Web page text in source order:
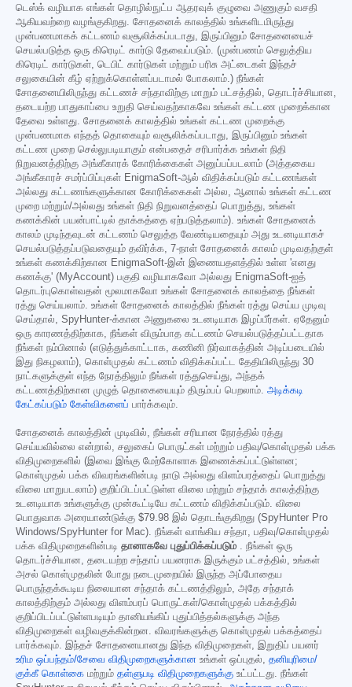
டெஸ்க் வழியாக எங்கள் தொழில்நுட்ப ஆதரவுக் குழுவை அணுகும் வசதி
ஆகியவற்றை வழங்குகிறது. சோதனைக் காலத்தில் உங்களிடமிருந்து
முன்பணமாகக் கட்டணம் வசூலிக்கப்படாது, இருப்பினும் சோதனையைச்
செயல்படுத்த ஒரு கிரெடிட் கார்டு தேவைப்படும். (முன்பணம் செலுத்திய
கிரெடிட் கார்டுகள், டெபிட் கார்டுகள் மற்றும் பரிசு அட்டைகள் இந்தச்
சலுகையின் கீழ் ஏற்றுக்கொள்ளப்படாமல் போகலாம்.) நீங்கள்
சோதனையிலிருந்து கட்டணச் சந்தாவிற்கு மாறும் பட்சத்தில், தொடர்ச்சியான,
தடையற்ற பாதுகாப்பை உறுதி செய்வதற்காகவே உங்கள் கட்டண முறைக்கான
தேவை உள்ளது. சோதனைக் காலத்தில் உங்கள் கட்டண முறைக்கு
முன்பணமாக எந்தத் தொகையும் வசூலிக்கப்படாது, இருப்பினும் உங்கள்
கட்டண முறை செல்லுபடியாகும் என்பதைச் சரிபார்க்க உங்கள் நிதி
நிறுவனத்திற்கு அங்கீகாரக் கோரிக்கைகள் அனுப்பப்படலாம் (அத்தகைய
அங்கீகாரச் சமர்ப்பிப்புகள் EnigmaSoft-ஆல் விதிக்கப்படும் கட்டணங்கள்
அல்லது கட்டணங்களுக்கான கோரிக்கைகள் அல்ல, ஆனால் உங்கள் கட்டண
முறை மற்றும்/அல்லது உங்கள் நிதி நிறுவனத்தைப் பொறுத்து, உங்கள்
கணக்கின் பயன்பாட்டில் தாக்கத்தை ஏற்படுத்தலாம்). உங்கள் சோதனைக்
காலம் முடிந்தவுடன் கட்டணம் செலுத்த வேண்டியதையும் அது உடனடியாகச்
செயல்படுத்தப்படுவதையும் தவிர்க்க, 7-நாள் சோதனைக் காலம் முடிவதற்குள்
உங்கள் கணக்கிற்கான EnigmaSoft-இன் இணையதளத்தில் உள்ள 'எனது
கணக்கு' (MyAccount) பகுதி வழியாகவோ அல்லது EnigmaSoft-ஐத்
தொடர்புகொள்வதன் மூலமாகவோ உங்கள் சோதனைக் காலத்தை நீங்கள்
ரத்து செய்யலாம். உங்கள் சோதனைக் காலத்தில் நீங்கள் ரத்து செய்ய முடிவு
செய்தால், SpyHunter-க்கான அணுகலை உடனடியாக இழப்பீர்கள். ஏதேனும்
ஒரு காரணத்திற்காக, நீங்கள் விரும்பாத கட்டணம் செயல்படுத்தப்பட்டதாக
நீங்கள் நம்பினால் (எடுத்துக்காட்டாக, கணினி நிர்வாகத்தின் அடிப்படையில்
இது நிகழலாம்), கொள்முதல் கட்டணம் விதிக்கப்பட்ட தேதியிலிருந்து 30
நாட்களுக்குள் எந்த நேரத்திலும் நீங்கள் ரத்துசெய்து, அந்தக்
கட்டணத்திற்கான முழுத் தொகையையும் திரும்பப் பெறலாம். அடிக்கடி
கேட்கப்படும் கேள்விகளைப் பார்க்கவும்.
சோதனைக் காலத்தின் முடிவில், நீங்கள் சரியான நேரத்தில் ரத்து
செய்யவில்லை என்றால், சலுகைப் பொருட்கள் மற்றும் பதிவு/கொள்முதல் பக்க
விதிமுறைகளில் (இவை இங்கு மேற்கோளாக இணைக்கப்பட்டுள்ளன;
கொள்முதல் பக்க விவரங்களின்படி நாடு அல்லது விளம்பரத்தைப் பொறுத்து
விலை மாறுபடலாம்) குறிப்பிடப்பட்டுள்ள விலை மற்றும் சந்தாக் காலத்திற்கு
உடனடியாக உங்களுக்கு முன்கூட்டியே கட்டணம் விதிக்கப்படும். விலை
பொதுவாக அரையாண்டுக்கு $79.98 இல் தொடங்குகிறது (SpyHunter Pro
Windows/SpyHunter for Mac). நீங்கள் வாங்கிய சந்தா, பதிவு/கொள்முதல்
பக்க விதிமுறைகளின்படி தானாகவே புதுப்பிக்கப்படும் . நீங்கள் ஒரு
தொடர்ச்சியான, தடையற்ற சந்தாப் பயனராக இருக்கும் பட்சத்தில், உங்கள்
அசல் கொள்முதலின் போது நடைமுறையில் இருந்த அப்போதைய
பொருந்தக்கூடிய நிலையான சந்தாக் கட்டணத்திலும், அதே சந்தாக்
காலத்திற்கும் அல்லது விளம்பரப் பொருட்கள்/கொள்முதல் பக்கத்தில்
குறிப்பிடப்பட்டுள்ளபடியும் தானியங்கிப் புதுப்பித்தல்களுக்கு அந்த
விதிமுறைகள் வழிவகுக்கின்றன. விவரங்களுக்கு கொள்முதல் பக்கத்தைப்
பார்க்கவும். இந்தச் சோதனையானது இந்த விதிமுறைகள், இறுதிப் பயனர்
உரிம ஒப்பந்தம்/சேவை விதிமுறைகளுக்கான உங்கள் ஒப்புதல், தனியுரிமை/
குக்கீ கொள்கை மற்றும் தள்ளுபடி விதிமுறைகளுக்கு உட்பட்டது. நீங்கள்